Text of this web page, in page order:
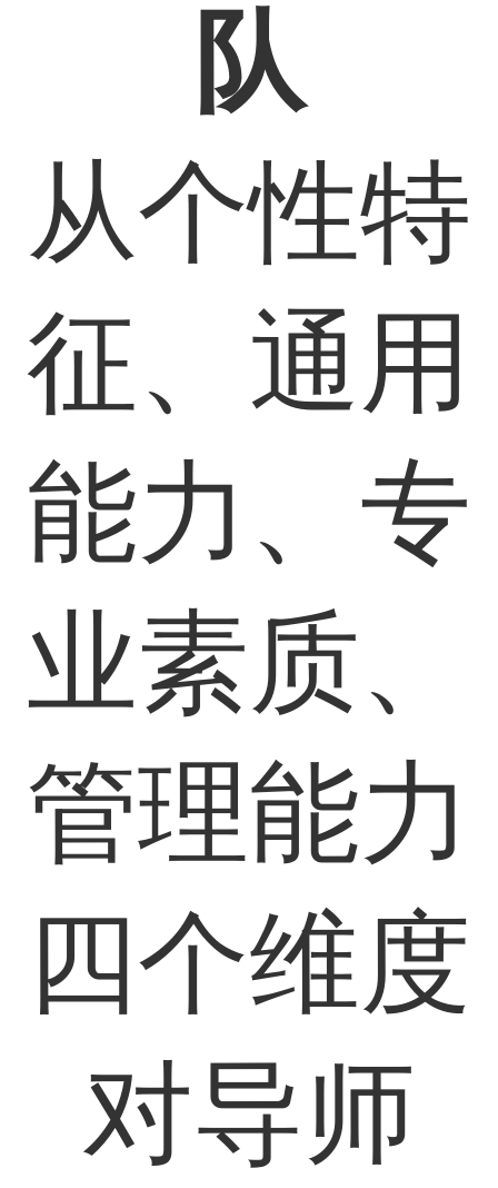
队
从​​个性特
征、通用
能力、专
业素质、
管理能力
四个维度
对导师